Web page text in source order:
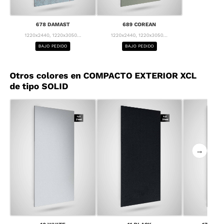
678 DAMAST
1220x2440, 1220x3050...
BAJO PEDIDO
689 COREAN
1220x2440, 1220x3050...
BAJO PEDIDO
Otros colores en COMPACTO EXTERIOR XCL
de tipo SOLID
→